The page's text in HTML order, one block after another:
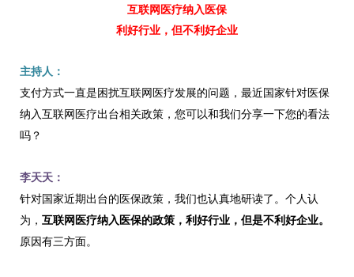
互联网医疗纳入医保
利好行业，但不利好企业
主持人：
支付方式一直是困扰互联网医疗发展的问题，最近国家针对医保
纳入互联网医疗出台相关政策，您可以和我们分享一下您的看法
吗？
李天天：
针对国家近期出台的医保政策，我们也认真地研读了。个人认
为， 互联网医疗纳入医保的政策，利好行业，但是不利好企业。
原因有三方面。